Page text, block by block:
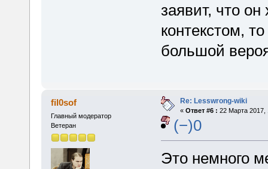
заявит, что
контекстом,
большой
fil0sof
Главный модератор
Ветеран
Re: Lesswrong-wiki
« Ответ #6 : 22 Марта 2017,
(−)0
Это немного